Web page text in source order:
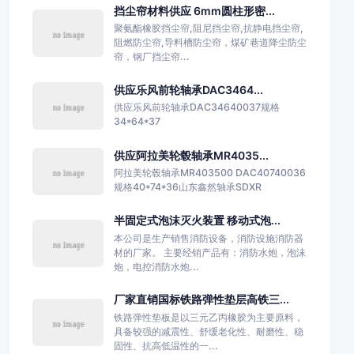
挡尘帘材料供应 6mm圆柱形密...
聚氨酯橡胶挡尘帘,阻尼挡尘帘,抗静电挡尘帘,
阻燃防尘帘,导料槽防尘帘，煤矿巷道降尘防尘
帘，钢厂挡尘帘...
供应乐风前轮轴承DAC3464...
供应乐风前轮轴承DAC34640037规格
34*64*37
供应阿拉美轮毂轴承MR4035...
阿拉美轮毂轴承MR403500 DAC40740036
规格40*74*36山东鑫然轴承SDXR
半固定式泡沫灭火装置 移动式泡...
本公司是生产销售消防设备，消防设施消防器
材的厂家。 主要经销产品有：消防水炮，泡沫
炮，电控消防水炮...
厂家直销国标铁路弹性垫层高铁三...
铁路弹性垫板是以三元乙丙橡胶为主要原料，
具备较强的减震性、舒缓老化性、耐磨性、稳
固性、抗高低温性的一...